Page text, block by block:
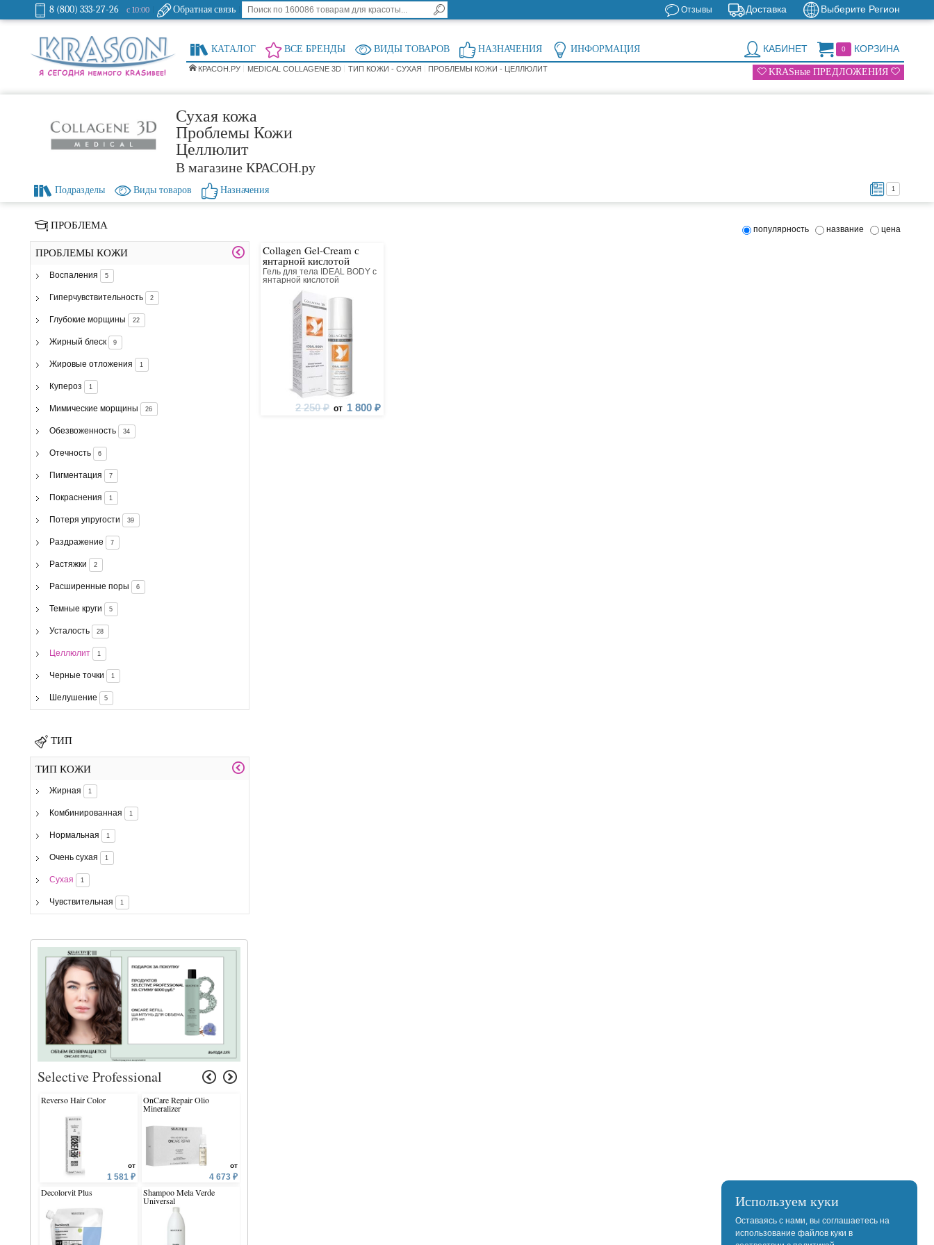
8 (800) 333-27-26 с 10:00 Обратная связь Выберите Регион
Доставка
Отзывы
0 КОРЗИНА
КАБИНЕТ
КАТАЛОГ ВСЕ БРЕНДЫ ВИДЫ ТОВАРОВ НАЗНАЧЕНИЯ ИНФОРМАЦИЯ
КРАСОН.РУ MEDICAL COLLAGENE 3D ТИП КОЖИ - СУХАЯ ПРОБЛЕМЫ КОЖИ - ЦЕЛЛЮЛИТ KRASные ПРЕДЛОЖЕНИЯ
Сухая кожа
Проблемы Кожи
Целлюлит
В магазине КРАСОН.ру
1
Подразделы Виды товаров Назначения
ПРОБЛЕМА
ПРОБЛЕМЫ КОЖИ
Воспаления 5
Гиперчувствительность 2
Глубокие морщины 22
Жирный блеск 9
Жировые отложения 1
Купероз 1
Мимические морщины 26
Обезвоженность 34
Отечность 6
Пигментация 7
Покраснения 1
Потеря упругости 39
Раздражение 7
Растяжки 2
Расширенные поры 6
Темные круги 5
Усталость 28
Целлюлит 1
Черные точки 1
Шелушение 5
ТИП
ТИП КОЖИ
Жирная 1
Комбинированная 1
Нормальная 1
Очень сухая 1
Сухая 1
Чувствительная 1
Selective Professional
Reverso Hair Color
от
1 581 ₽
Decolorvit Plus
OnCare Repair Olio
Mineralizer
от
4 673 ₽
Shampoo Mela Verde
Universal
популярность название цена
Collagen Gel-Cream с
янтарной кислотой
Гель для тела IDEAL BODY с
янтарной кислотой
коллагеновый
2 250 ₽ от 1 800 ₽
Используем куки
Оставаясь с нами, вы соглашаетесь на
использование файлов куки в